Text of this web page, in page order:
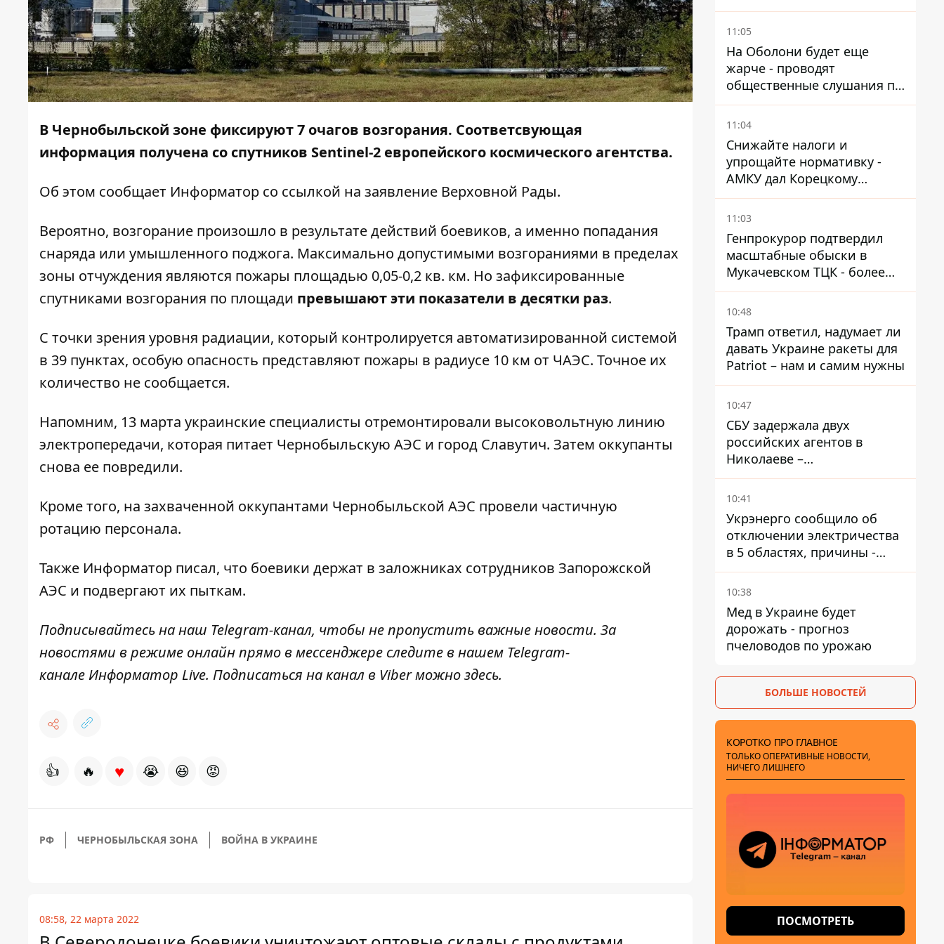
В Чернобыльской зоне фиксируют 7 очагов возгорания. Соответсвующая
информация получена со спутников Sentinel-2 европейского космического агентства.
Об этом сообщает Информатор со ссылкой на заявление Верховной Рады.
Вероятно, возгорание произошло в результате действий боевиков, а именно попадания
снаряда или умышленного поджога. Максимально допустимыми возгораниями в пределах
зоны отчуждения являются пожары площадью 0,05-0,2 кв. км. Но зафиксированные
спутниками возгорания по площади превышают эти показатели в десятки раз.
С точки зрения уровня радиации, который контролируется автоматизированной системой
в 39 пунктах, особую опасность представляют пожары в радиусе 10 км от ЧАЭС. Точное их
количество не сообщается.
Напомним, 13 марта украинские специалисты отремонтировали высоковольтную линию
электропередачи, которая питает Чернобыльскую АЭС и город Славутич. Затем оккупанты
снова ее повредили.
Кроме того, на захваченной оккупантами Чернобыльской АЭС провели частичную
ротацию персонала.
Также Информатор писал, что боевики держат в заложниках сотрудников Запорожской
АЭС и подвергают их пыткам.
Подписывайтесь на наш Telegram-канал, чтобы не пропустить важные новости. За
новостями в режиме онлайн прямо в мессенджере следите в нашем Telegram-
канале Информатор Live. Подписаться на канал в Viber можноздесь.
👍 🔥 ♥ 😭 😆 😡
РФ ЧЕРНОБЫЛЬСКАЯ ЗОНА ВОЙНА В УКРАИНЕ
08:58, 22 марта 2022
11:05
На Оболони будет еще
жарче - проводят
общественные слушания по
поводу храма УГКЦ на
Северной
11:04
Снижайте налоги и
упрощайте нормативку -
АМКУ дал Корецкому
советы по снижению цен на
топливо
11:03
Генпрокурор подтвердил
масштабные обыски в
Мукачевском ТЦК - более
1,5 тысяч списанных с
военного учета за взятки
10:48
Трамп ответил, надумает ли
давать Украине ракеты для
Patriot – нам и самим нужны
10:47
СБУ задержала двух
российских агентов в
Николаеве –
корректировали удары по
городу
10:41
Укрэнерго сообщило об
отключении электричества
в 5 областях, причины -
обстрелы и жара
10:38
Мед в Украине будет
дорожать - прогноз
пчеловодов по урожаю
БОЛЬШЕ НОВОСТЕЙ
КОРОТКО ПРО ГЛАВНОЕ
ТОЛЬКО ОПЕРАТИВНЫЕ НОВОСТИ,
НИЧЕГО ЛИШНЕГО
ПОСМОТРЕТЬ